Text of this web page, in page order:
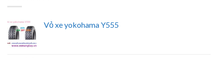
Vỏ xe yokohama Y555